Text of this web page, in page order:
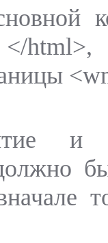
html>,
и